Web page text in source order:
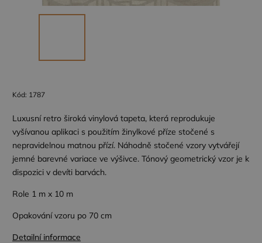
Kód: 1787
Luxusní retro široká vinylová tapeta, která reprodukuje
vyšívanou aplikaci s použitím žinylkové příze stočené s
nepravidelnou matnou přízí. Náhodně stočené vzory vytvářejí
jemné barevné variace ve výšivce. Tónový geometrický vzor je k
dispozici v devíti barvách.
Role 1 m x 10 m
Opakování vzoru po 70 cm
Detailní informace